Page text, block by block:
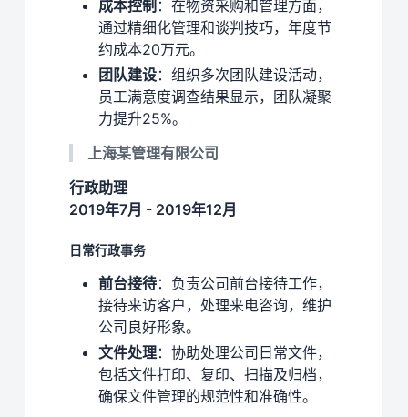
成本控制 ：在物资采购和管理方面，
通过精细化管理和谈判技巧，年度节
约成本20万元。
团队建设：组织多次团队建设活动，
员工满意度调查结果显示，团队凝聚
力提升25%。
上海某管理有限公司
行政助理
2019年7月 - 2019年12月
日常行政事务
前台接待：负责公司前台接待工作，
接待来访客户，处理来电咨询，维护
公司良好形象。
文件处理：协助处理公司日常文件，
包括文件打印、复印、扫描及归档，
确保文件管理的规范性和准确性。